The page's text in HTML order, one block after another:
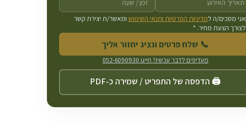
אני מסכים/ה למדיניות הפרטיות ותנאי השימוש ומאשר/ת יצירת קשר
לצורך הצעת מחיר. *
📞 שלח פרטים ונציג יחזור אליך
מעדיפים לדבר עכשיו? חייגו 052-6090930
🖨️ הדפסה של התפריט / שמירה כ-PDF